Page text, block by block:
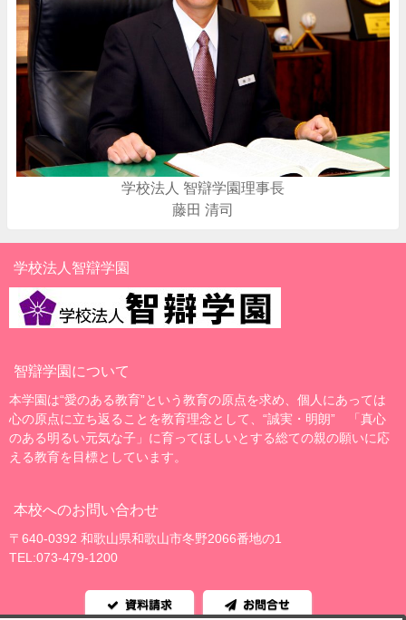
学校法人 智辯学園理事長
藤田 清司
学校法人智辯学園
智辯学園について
本学園は“愛のある教育”という教育の原点を求め、個人にあっては
心の原点に立ち返ることを教育理念として、“誠実・明朗” 「真心
のある明るい元気な子」に育ってほしいとする総ての親の願いに応
える教育を目標としています。
本校へのお問い合わせ
〒640-0392 和歌山県和歌山市冬野2066番地の1
TEL:073-479-1200
資料請求 お問合せ